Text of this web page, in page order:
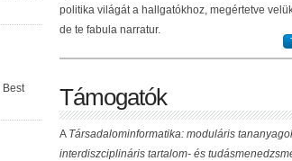
politika világát a hallgatókhoz, megértetve
de te fabula narratur.
Támogatók
A Társadalominformatika: moduláris
interdiszciplináris tartalom- és